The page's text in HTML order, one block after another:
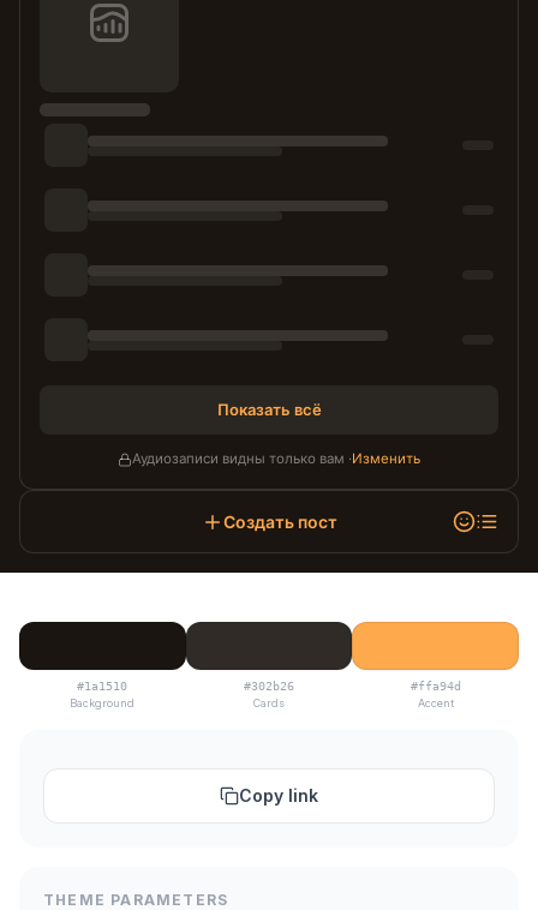
Показать всё
Аудиозаписи видны только вам ·Изменить
Создать пост
#1a1510
Background
#302b26
Cards
#ffa94d
Accent
Copy link
THEME PARAMETERS